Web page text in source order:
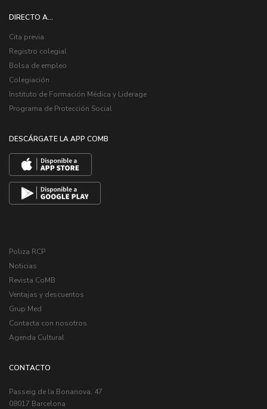
DIRECTO A...
Cita previa
Registro colegial
Bolsa de empleo
Colegiación
Instituto de Formación Médica y Liderage
Programa de Protección Social
DESCÁRGATE LA APP COMB
Poliza RCP
Noticias
Revista CoMB
Ventajas y descuentos
Grup Med
Contacta con nosotros
Agenda Cultural
CONTACTO
Passeig de la Bonanova, 47
08017 Barcelona